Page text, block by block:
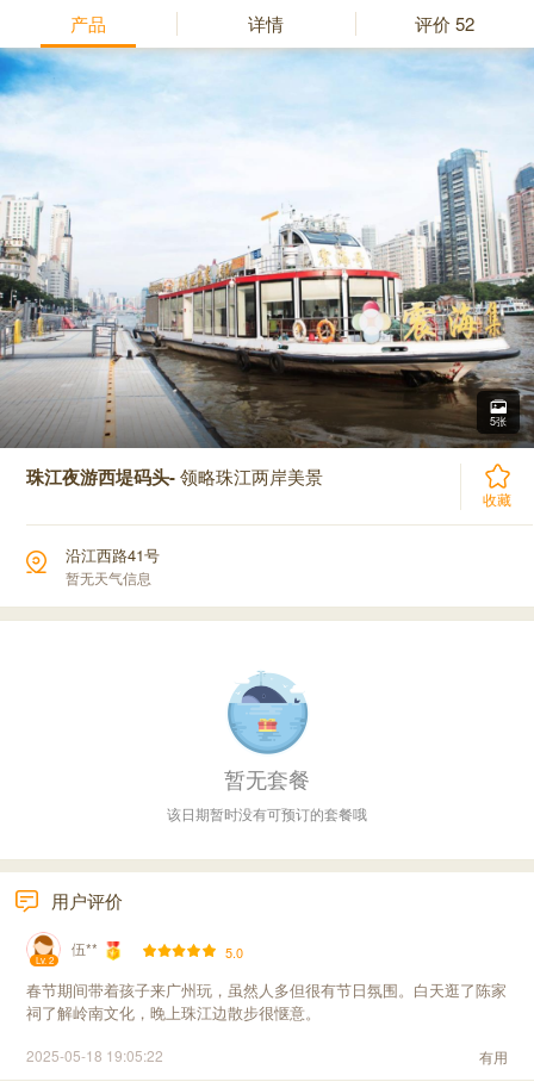
产品 详情 评价52
5张
珠江夜游西堤码头-领略珠江两岸美景
收藏
沿江西路41号
暂无天气信息
暂无套餐
该日期暂时没有可预订的套餐哦
用户评价
Lv. 2
伍** 5.0
春节期间带着孩子来广州玩，虽然人多但很有节日氛围。白天逛了陈家
祠了解岭南文化，晚上珠江边散步很惬意。
2025-05-18 19:05:22 有用